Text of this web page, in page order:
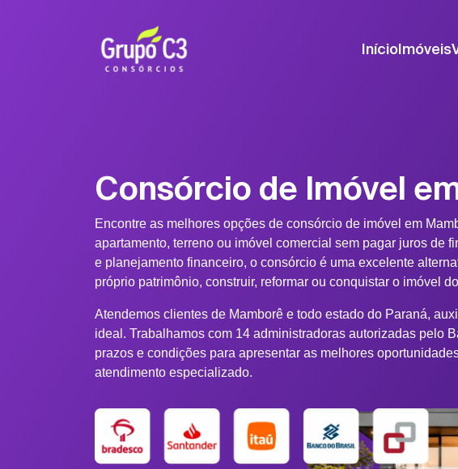
InícioImóveis
Consórcio de Imóvel
Encontre as melhores opções de consórcio de imóvel em
apartamento, terreno ou imóvel comercial sem pagar juros de
e planejamento financeiro, o consórcio é uma excelente
próprio patrimônio, construir, reformar ou conquistar o imóvel
Atendemos clientes de Mamborê e todo estado do Paraná,
ideal. Trabalhamos com 14 administradoras autorizadas pelo
prazos e condições para apresentar as melhores
atendimento especializado.